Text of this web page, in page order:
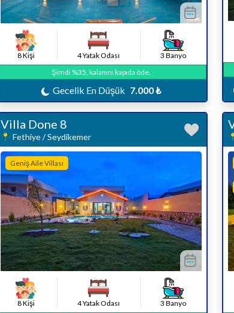
8 Kişi 4 Yatak Odası
3 Banyo
Şimdi %35, kalanını kapıda öde.
Gecelik En Düşük 7.000 ₺
Villa Done 8
Fethiye / Seydikemer
Geniş Aile Villası
8 Kişi 4 Yatak Odası
3 Banyo